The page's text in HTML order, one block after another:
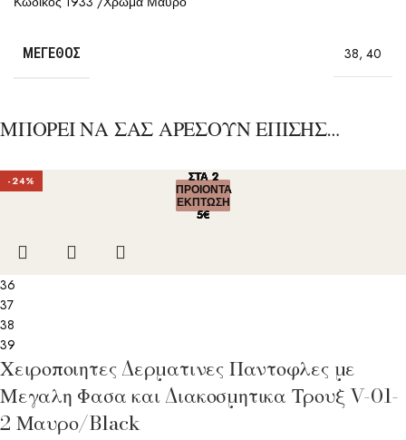
ΜΈΓΕΘΟΣ 38, 40
ΜΠΟΡΕΙ ΝΑ ΣΑΣ ΑΡΕΣΟΥΝ ΕΠΙΣΗΣ…
-24% ΣΤΑ 2
ΠΡΟΙΟΝΤΑ
ΕΚΠΤΩΣΗ
5€
36
37
38
39
Χειροποιητες Δερματινες Παντοφλες με
Μεγαλη Φασα και Διακοσμητικα Τρουξ V-01-
2 Μαυρο/Black
ΣΤΑ 2
ΠΡΟΙΟΝΤΑ
ΕΚΠΤΩΣΗ
5€
ΣΤΑ 2
ΠΡΟΙΟΝΤΑ
ΕΚΠΤΩΣΗ
5€
ΣΤΑ 2
ΠΡΟΙΟΝΤΑ
ΕΚΠΤΩΣΗ
5€
ΣΤΑ 2
ΠΡΟΙΟΝΤΑ
ΕΚΠΤΩΣΗ
5€